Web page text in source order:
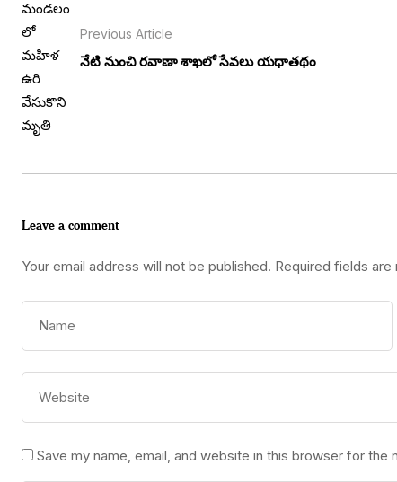
Previous Article
నేటి నుంచి రవాణా శాఖలో సేవలు యధాతథం
Leave a comment
Your email address will not be published. Required fields are
Save my name, email, and website in this browser for the